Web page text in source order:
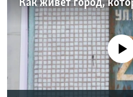
No media source